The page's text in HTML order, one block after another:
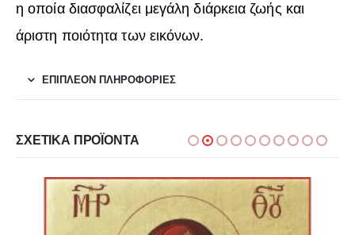
η οποία διασφαλίζει μεγάλη διάρκεια ζωής και
άριστη ποιότητα των εικόνων.
ΕΠΙΠΛΈΟΝ ΠΛΗΡΟΦΟΡΊΕΣ
ΣΧΕΤΙΚΆ ΠΡΟΪΌΝΤΑ